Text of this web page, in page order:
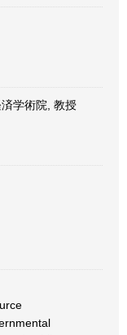
学術院, 教授